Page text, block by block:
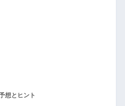
想とヒント